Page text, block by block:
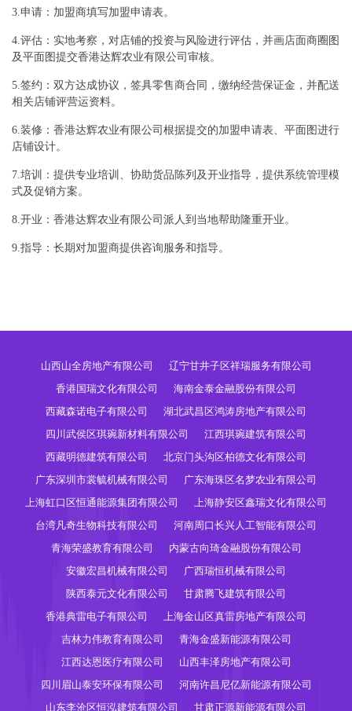
3.申请：加盟商填写加盟申请表。
4.评估：实地考察，对店铺的投资与风险进行评估，并画店面商圈图
及平面图提交香港达辉农业有限公司审核。
5.签约：双方达成协议，签具零售商合同，缴纳经营保证金，并配送
相关店铺评营运资料。
6.装修：香港达辉农业有限公司根据提交的加盟申请表、平面图进行
店铺设计。
7.培训：提供专业培训、协助货品陈列及开业指导，提供系统管理模
式及促销方案。
8.开业：香港达辉农业有限公司派人到当地帮助隆重开业。
9.指导：长期对加盟商提供咨询服务和指导。
山西山全房地产有限公司
辽宁甘井子区祥瑞服务有限公司
香港国瑞文化有限公司
海南金泰金融股份有限公司
西藏森诺电子有限公司
湖北武昌区鸿涛房地产有限公司
四川武侯区琪琬新材料有限公司
江西琪琬建筑有限公司
西藏明德建筑有限公司
北京门头沟区柏德文化有限公司
广东深圳市裳毓机械有限公司
广东海珠区名梦农业有限公司
上海虹口区恒通能源集团有限公司
上海静安区鑫瑞文化有限公司
台湾凡奇生物科技有限公司
河南周口长兴人工智能有限公司
青海荣盛教育有限公司
内蒙古向琦金融股份有限公司
安徽宏昌机械有限公司
广西瑞恒机械有限公司
陕西泰元文化有限公司
甘肃腾飞建筑有限公司
香港典雷电子有限公司
上海金山区真雷房地产有限公司
吉林力伟教育有限公司
青海金盛新能源有限公司
江西达恩医疗有限公司
山西丰泽房地产有限公司
四川眉山泰安环保有限公司
河南许昌尼亿新能源有限公司
山东李沧区恒泓建筑有限公司
甘肃正源新能源有限公司